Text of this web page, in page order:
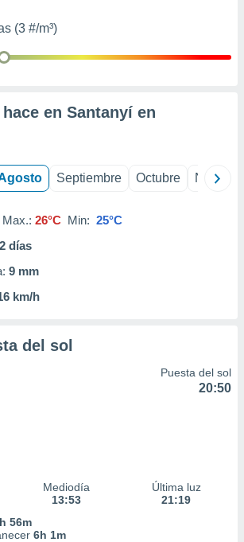
(3 #/m³)
en Santanyí en
Septiembre Octubre
Max.: 26°C Min: 25°C
2 días
9 mm
km/h
del sol
Puesta del sol
20:50
Mediodía
13:53
Última luz
21:19
56m
6h 1m